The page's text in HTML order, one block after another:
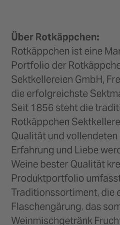
Über Rotkäppchen:
Rotkäppchen ist eine
Portfolio der
Sektkellereien GmbH,
die erfolgreichste
Seit 1856 steht die
Rotkäppchen
Qualität und
Erfahrung und Liebe
Weine bester Qualität
Produktportfolio
Traditionssortiment, die
Flaschengärung, das
Weinmischgetränk